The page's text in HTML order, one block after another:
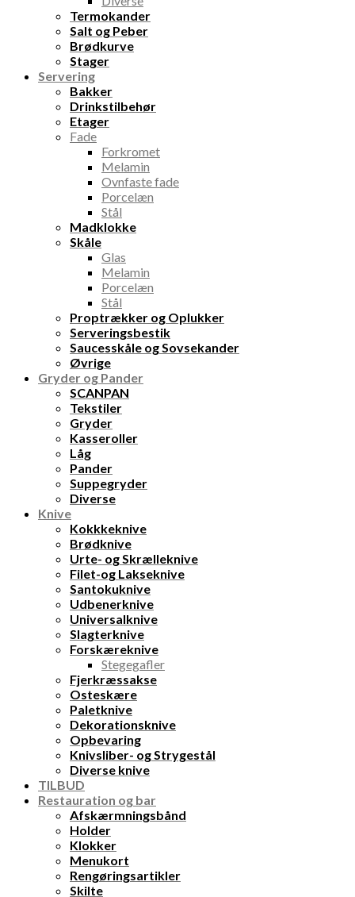
Termokander
Salt og Peber
Brødkurve
Stager
Servering
Bakker
Drinkstilbehør
Etager
Fade
Forkromet
Melamin
Ovnfaste fade
Porcelæn
Stål
Madklokke
Skåle
Glas
Melamin
Porcelæn
Stål
Proptrækker og Oplukker
Serveringsbestik
Saucesskåle og Sovsekander
Øvrige
Gryder og Pander
SCANPAN
Tekstiler
Gryder
Kasseroller
Låg
Pander
Suppegryder
Diverse
Knive
Kokkkeknive
Brødknive
Urte- og Skrælleknive
Filet-og Lakseknive
Santokuknive
Udbenerknive
Universalknive
Slagterknive
Forskæreknive
Stegegafler
Fjerkræssakse
Osteskære
Paletknive
Dekorationsknive
Opbevaring
Knivsliber- og Strygestål
Diverse knive
TILBUD
Restauration og bar
Afskærmningsbånd
Holder
Klokker
Menukort
Rengøringsartikler
Skilte